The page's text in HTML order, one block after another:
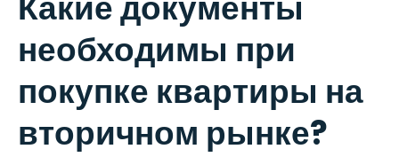
необходимы при
покупке квартиры на
вторичном рынке?